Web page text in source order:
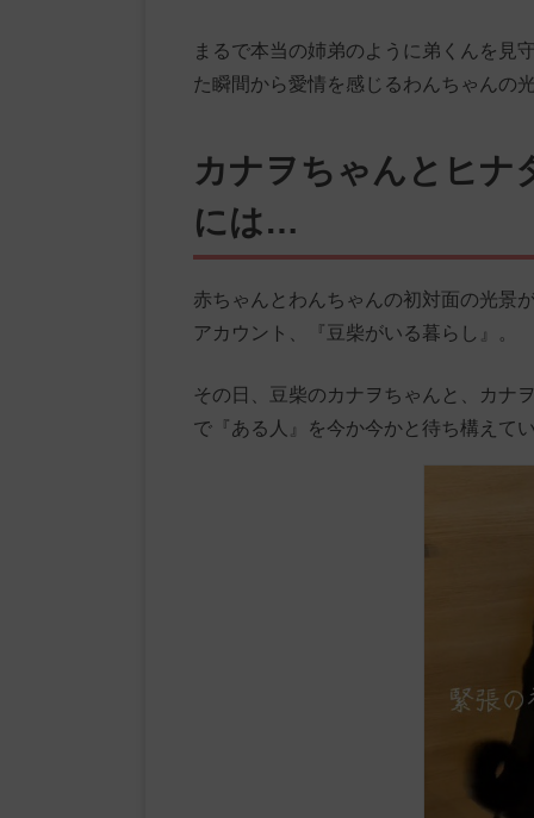
まるで本当の姉弟のように弟くんを見
た瞬間から愛情を感じるわんちゃんの
カナヲちゃんとヒナ
には…
赤ちゃんとわんちゃんの初対面の光景
アカウント、『豆柴がいる暮らし』。
その日、豆柴のカナヲちゃんと、カナ
で『ある人』を今か今かと待ち構えて